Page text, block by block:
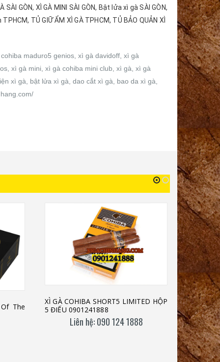
SÀI GÒN, XÌ GÀ MINI SÀI GÒN, Bật lửa xì gà SÀI GÒN,
TỦ GIỮ ẨM XÌ GÀ TPHCM, TỦ BẢO QUẢN XÌ
maduro5 genios, xì gà davidoff, xì gà
xì gà mini, xì gà cohiba mini club, xì gà, xì gà
xì gà, bật lửa xì gà, dao cắt xì gà, bao da xì gà,
The
XÌ GÀ COHIBA SHORT5 LIMITED HỘP
5 ĐIẾU 0901241888
Liên hệ: 090 124 1888
Xì gà
LH